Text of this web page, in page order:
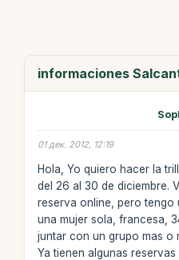
informaciones
01 дек. 2012, 12:19
Hola, Yo quiero hacer la
del 26 al 30 de diciembre.
reserva online, pero tengo
una mujer sola, francesa,
juntar con un grupo mas o
Ya tienen algunas